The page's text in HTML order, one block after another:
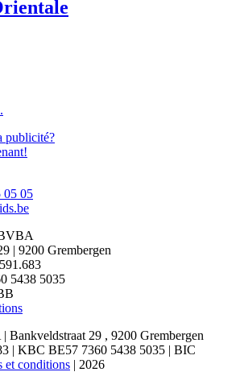
publicité?
05 05
| 9200 Grembergen
5438 5035
Bankveldstraat 29 , 9200 Grembergen
| KBC BE57 7360 5438 5035 | BIC
et conditions | 2026